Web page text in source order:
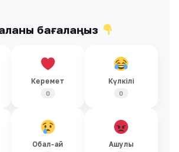
бағалаңыз
Керемет
0
Күлкілі
0
Обал-ай Ашулы